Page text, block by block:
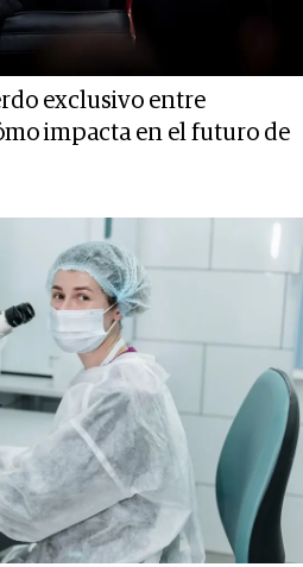
exclusivo entre
impacta en el futuro de